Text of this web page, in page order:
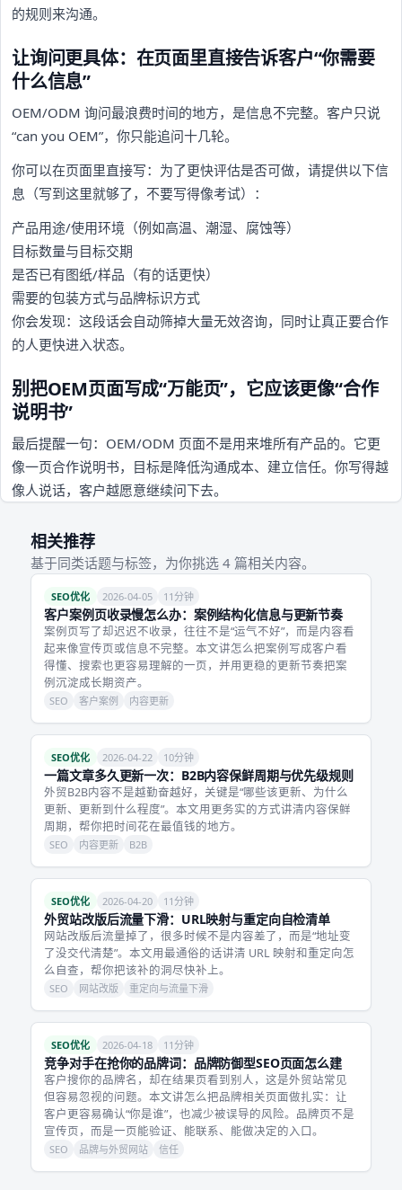
的规则来沟通。
让询问更具体：在页面里直接告诉客户“你需要
什么信息”
OEM/ODM 询问最浪费时间的地方，是信息不完整。客户只说
“can you OEM”，你只能追问十几轮。
你可以在页面里直接写：为了更快评估是否可做，请提供以下信
息（写到这里就够了，不要写得像考试）：
产品用途/使用环境（例如高温、潮湿、腐蚀等）
目标数量与目标交期
是否已有图纸/样品（有的话更快）
需要的包装方式与品牌标识方式
你会发现：这段话会自动筛掉大量无效咨询，同时让真正要合作
的人更快进入状态。
别把OEM页面写成“万能页”，它应该更像“合作
说明书”
最后提醒一句：OEM/ODM 页面不是用来堆所有产品的。它更
像一页合作说明书，目标是降低沟通成本、建立信任。你写得越
像人说话，客户越愿意继续问下去。
相关推荐
基于同类话题与标签，为你挑选 4 篇相关内容。
SEO优化 2026-04-05 11分钟
客户案例页收录慢怎么办：案例结构化信息与更新节奏
案例页写了却迟迟不收录，往往不是“运气不好”，而是内容看
起来像宣传页或信息不完整。本文讲怎么把案例写成客户看
得懂、搜索也更容易理解的一页，并用更稳的更新节奏把案
例沉淀成长期资产。
SEO 客户案例 内容更新
SEO优化 2026-04-22 10分钟
一篇文章多久更新一次：B2B内容保鲜周期与优先级规则
外贸B2B内容不是越勤奋越好，关键是“哪些该更新、为什么
更新、更新到什么程度”。本文用更务实的方式讲清内容保鲜
周期，帮你把时间花在最值钱的地方。
SEO 内容更新 B2B
SEO优化 2026-04-20 11分钟
外贸站改版后流量下滑：URL映射与重定向自检清单
网站改版后流量掉了，很多时候不是内容差了，而是“地址变
了没交代清楚”。本文用最通俗的话讲清 URL 映射和重定向怎
么自查，帮你把该补的洞尽快补上。
SEO 网站改版 重定向与流量下滑
SEO优化 2026-04-18 11分钟
竞争对手在抢你的品牌词：品牌防御型SEO页面怎么建
客户搜你的品牌名，却在结果页看到别人，这是外贸站常见
但容易忽视的问题。本文讲怎么把品牌相关页面做扎实：让
客户更容易确认“你是谁”，也减少被误导的风险。品牌页不是
宣传页，而是一页能验证、能联系、能做决定的入口。
SEO 品牌与外贸网站 信任